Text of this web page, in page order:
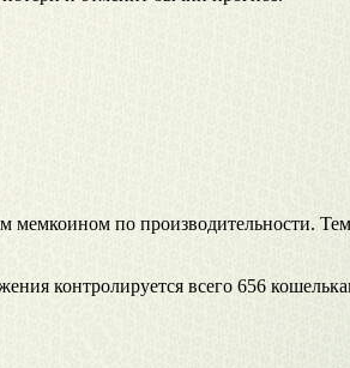
по производительности.
контролируется всего 656